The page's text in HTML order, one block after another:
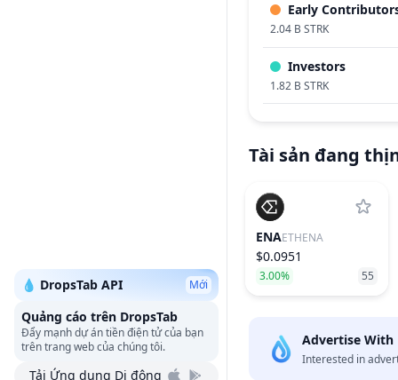
💧 DropsTab API Mới
Quảng cáo trên DropsTab
Đẩy mạnh dự án tiền điện tử của bạn
trên trang web của chúng tôi.
Tải Ứng dụng Di động
Early
2.04 B STRK
Investors
1.82 B STRK
Tài sản đang
ENAETHENA
$0.0951
3.00% 55
Advertise With
Interested in